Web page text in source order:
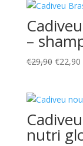
era:
€59,00.
–
€29,90 Il
era:
€29,90.
€22,90Il
nutri